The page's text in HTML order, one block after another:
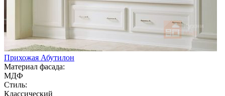
Прихожая Абутилон
Материал фасада:
МДФ
Стиль:
Классический